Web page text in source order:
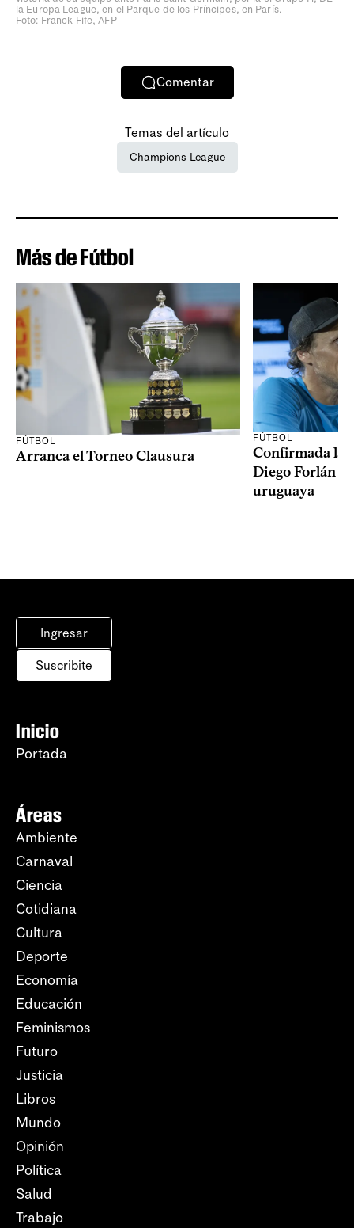
la Europa League, en el Parque de los Príncipes, en París.
Foto: Franck Fife, AFP
Comentar
Temas del artículo
Champions League
Más de Fútbol
FÚTBOL
Arranca el Torneo Clausura
FÚTBOL
Confirmada la
Diego Forlán
uruguaya
Ingresar
Suscribite
Inicio
Portada
Áreas
Ambiente
Carnaval
Ciencia
Cotidiana
Cultura
Deporte
Economía
Educación
Feminismos
Futuro
Justicia
Libros
Mundo
Opinión
Política
Salud
Trabajo